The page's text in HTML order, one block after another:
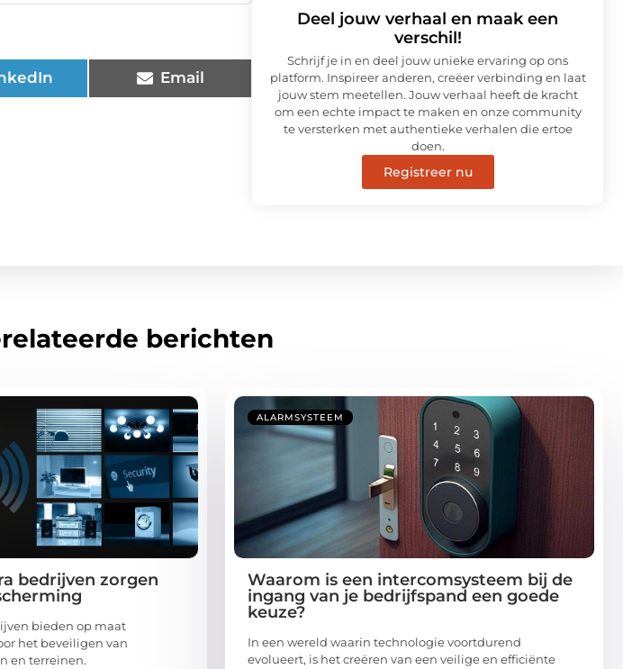
Email
Deel jouw verhaal en maak een
verschil!
Schrijf je in en deel jouw unieke ervaring op ons
platform. Inspireer anderen, creëer verbinding en laat
jouw stem meetellen. Jouw verhaal heeft de kracht
om een echte impact te maken en onze community
te versterken met authentieke verhalen die ertoe
doen.
Registreer nu
berichten
bedrijven zorgen
bieden op maat
het beveiligen van
en terreinen.
ALARMSYSTEEM
Waarom is een intercomsysteem bij de
ingang van je bedrijfspand een goede
keuze?
In een wereld waarin technologie voortdurend
evolueert, is het creëren van een veilige en efficiënte